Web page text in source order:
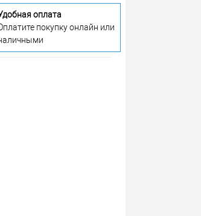
оплата
покупку онлайн или